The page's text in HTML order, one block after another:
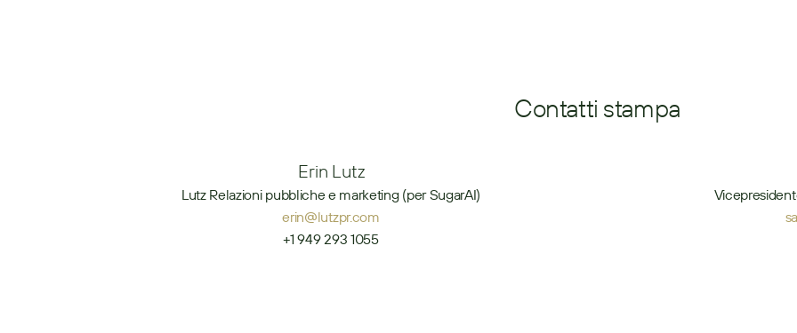
Contatti stampa
Erin Lutz
Lutz Relazioni pubbliche e marketing (per SugarAI)
erin@lutzpr.com
+1 949 293 1055